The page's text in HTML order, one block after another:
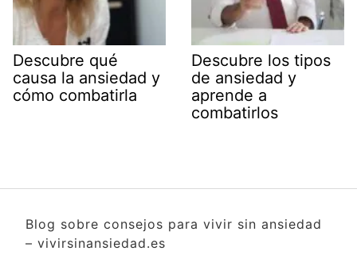
Descubre qué
causa la ansiedad y
cómo combatirla
Descubre los tipos
de ansiedad y
aprende a
combatirlos
Blog sobre consejos para vivir sin ansiedad
– vivirsinansiedad.es